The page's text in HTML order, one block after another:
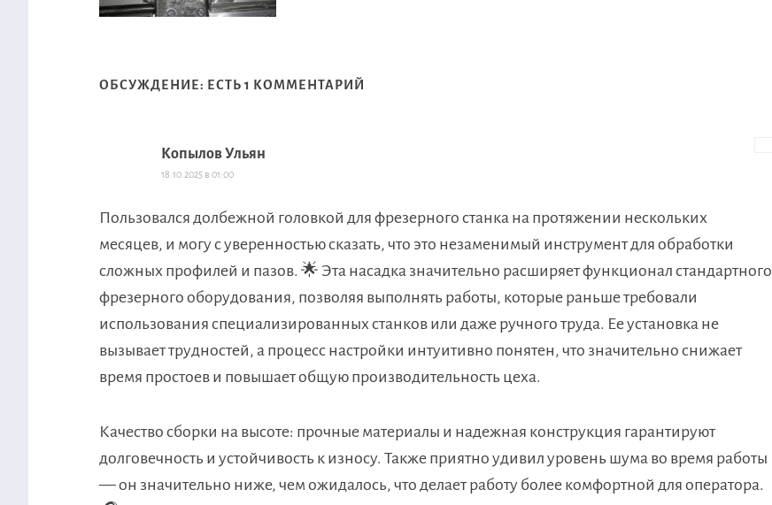
ОБСУЖДЕНИЕ: ЕСТЬ 1 КОММЕНТАРИЙ
Копылов Ульян
18.10.2025 в 01:00
Пользовался долбежной головкой для фрезерного станка на протяжении нескольких
месяцев, и могу с уверенностью сказать, что это незаменимый инструмент для обработки
сложных профилей и пазов. 🌟 Эта насадка значительно расширяет функционал стандартного
фрезерного оборудования, позволяя выполнять работы, которые раньше требовали
использования специализированных станков или даже ручного труда. Ее установка не
вызывает трудностей, а процесс настройки интуитивно понятен, что значительно снижает
время простоев и повышает общую производительность цеха.
Качество сборки на высоте: прочные материалы и надежная конструкция гарантируют
долговечность и устойчивость к износу. Также приятно удивил уровень шума во время работы
— он значительно ниже, чем ожидалось, что делает работу более комфортной для оператора.